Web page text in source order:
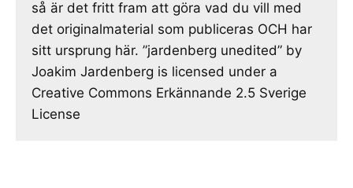
så är det fritt fram att göra vad du vill med
det originalmaterial som publiceras OCH har
sitt ursprung här. ”jardenberg unedited” by
Joakim Jardenberg is licensed under a
Creative Commons Erkännande 2.5 Sverige
License